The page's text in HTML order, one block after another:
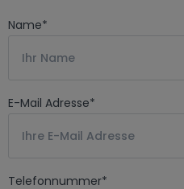
Name*
E-Mail Adresse*
Telefonnummer*